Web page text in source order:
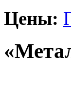
Цены: